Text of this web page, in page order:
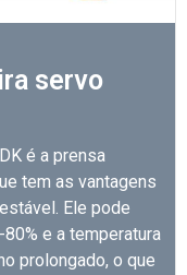
servo
é a prensa
tem as vantagens
Ele pode
e a temperatura
prolongado, o que